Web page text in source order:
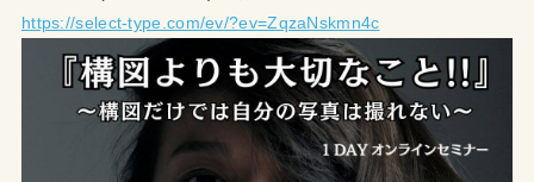
https://select-type.com/ev/?ev=ZqzaNskmn4c